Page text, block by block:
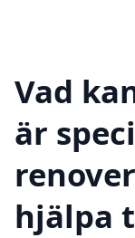
Vad
är
hjälpa